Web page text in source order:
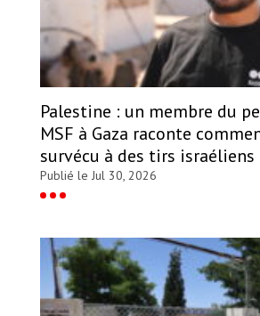
Palestine : un membre du
MSF à Gaza raconte
survécu à des tirs israéliens
Publié le Jul 30, 2026